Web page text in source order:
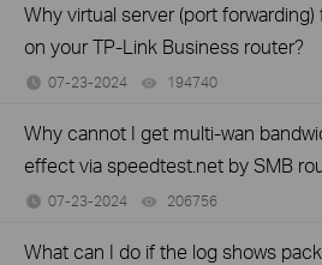
Why virtual server (port
on your TP-Link Business router?
07-23-2024 194740
Why cannot I get multi-wan
effect via speedtest.net by SMB
07-23-2024 206756
What can I do if the log shows